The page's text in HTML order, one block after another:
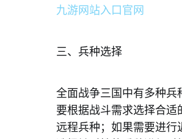
九游网站入口官网
三、兵种选择
全面战争三国中有多种兵
要根据战斗需求选择合
远程兵种；如果需要进行